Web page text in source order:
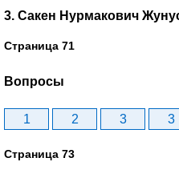
3. Сакен Нурмакович
Страница 71
Вопросы
1 2 3 3
Страница 73